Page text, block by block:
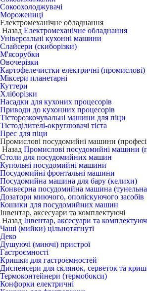
Сокоохолоджувачі
Морожениці
Електромеханічне обладнання
Назад Електромеханічне обладнання
Універсальні кухонні машини
Слайсери (скиборізки)
М'ясорубки
Овочерізки
Картофелечистки електричні (промислові)
Міксери планетарні
Куттери
Хліборізки
Насадки для кухоних процесорів
Приводи до кухонних процесорів
Тісторозкочувальні машини для піци
Тістоділителі-округлювачі тіста
Прес для піци
Промислові посудомийні машини
Назад Промислові посудомийні машини
Столи для посудомийних машин
Купольні посудомийні машини
Посудомийні фронтальні машини
Посудомийна машина для бару (келихи)
Конвеєрна посудомийна машина
Дозатори миючого, ополіскуючого засобів
Кошики для посудомийних машин
Інвентар, аксесуари та комплектуючі
Назад Інвентар, аксесуари та
Чаші (мийки) цільнотягнуті
Деко
Душуючі (миючі) пристрої
Гастроємності
Кришки для гастроємностей
Диспенсери для склянок, серветок та
Термоконтейнери (термобокси)
Конфорки електричні